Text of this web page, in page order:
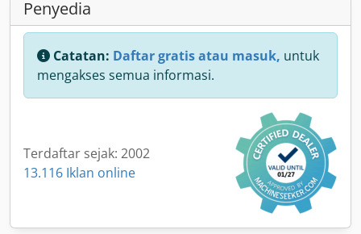
Penyedia
Catatan: Daftar gratis atau masuk, untuk
mengakses semua informasi.
Terdaftar sejak: 2002
13.116 Iklan online